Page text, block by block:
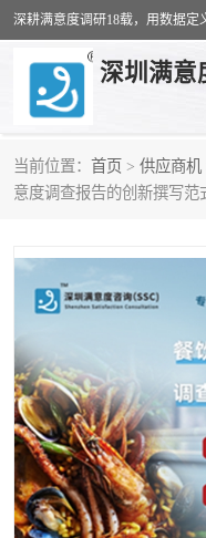
深圳满意
当前位置： 首页 > 供应商机
意度调查报告的创新撰写范
物业满意度调查
公共事务满意度调查
营商环境满意度
服务满意度调查